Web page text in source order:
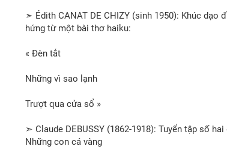
➣ Édith CANAT DE CHIZY (sinh 1950): Khúc
hứng từ một bài thơ haiku:
« Đèn tắt
Những vì sao lạnh
Trượt qua cửa sổ »
➣ Claude DEBUSSY (1862-1918): Tuyển tập số
Những con cá vàng